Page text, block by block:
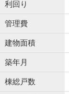
利回り
管理費
建物面積
築年月
棟総戸数